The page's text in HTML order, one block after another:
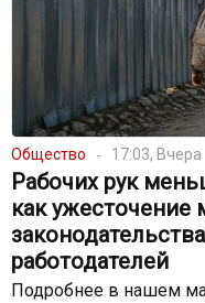
Общество 17:03, Вчера
Рабочих рук
как ужесточение
работодателей
Подробнее в нашем